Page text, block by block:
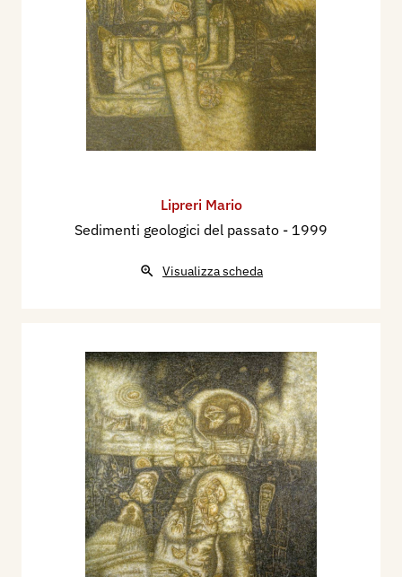
Lipreri Mario
Sedimenti geologici del passato - 1999
Visualizza scheda